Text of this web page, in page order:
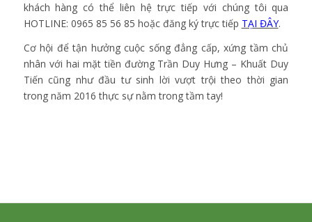
khách hàng có thể liên hệ trực tiếp với chúng tôi qua
HOTLINE: 0965 85 56 85 hoặc đăng ký trực tiếp TẠI ĐÂY.
Cơ hội để tận hưởng cuộc sống đẳng cấp, xứng tầm chủ
nhân với hai mặt tiền đường Trần Duy Hưng – Khuất Duy
Tiến cũng như đầu tư sinh lời vượt trội theo thời gian
trong năm 2016 thực sự nằm trong tầm tay!